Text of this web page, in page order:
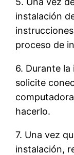
instalación
proceso de
6. Durante
solicite
hacerlo.
7. Una vez
instalación,